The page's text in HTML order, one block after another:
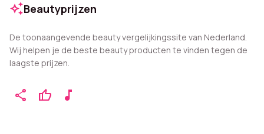
auto_awesomeBeautyprijzen
De toonaangevende beauty vergelijkingssite van Nederland.
Wij helpen je de beste beauty producten te vinden tegen de
laagste prijzen.
share thumb_up music_note